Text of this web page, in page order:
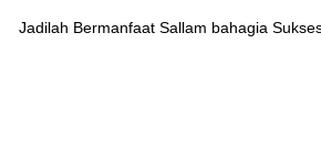
Jadilah Bermanfaat Sallam bahagia